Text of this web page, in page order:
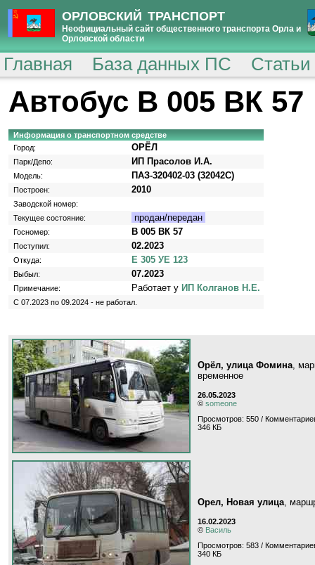
ОРЛОВСКИЙ ТРАНСПОРТ
Неофициальный сайт общественного транспорта Орла и
Орловской области
Главная База данных ПС
Автобус В 005 ВК 57
Информация о транспортном средстве
Город:
ОРЁЛ
Парк/Депо: ИП Прасолов И.А.
Модель: ПАЗ-320402-03 (32042C)
Построен: 2010
Заводской номер:
Текущее состояние:
продан/передан
Госномер: В 005 ВК 57
Поступил: 02.2023
Откуда: Е 305 УЕ 123
Выбыл: 07.2023
Примечание: Работает у ИП Колганов Н.Е.
С 07.2023 по 09.2024 - не работал.
Орёл, улица Фомина,
временное
26.05.2023
© someone
Просмотров: 550 /
346 КБ
Орел, Новая улица,
16.02.2023
© Василь
Просмотров: 583 /
340 КБ